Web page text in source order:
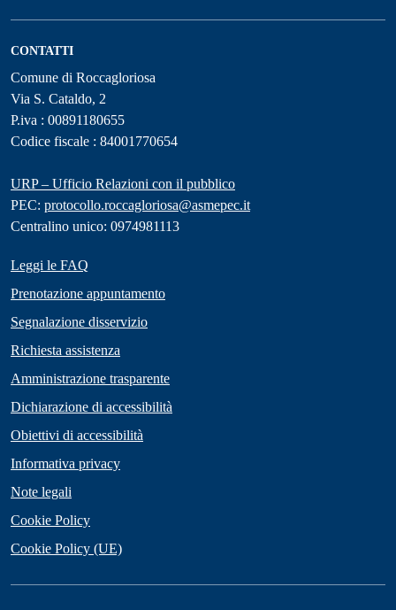
CONTATTI
Comune di Roccagloriosa
Via S. Cataldo, 2
P.iva : 00891180655
Codice fiscale : 84001770654
URP – Ufficio Relazioni con il pubblico
PEC: protocollo.roccagloriosa@asmepec.it
Centralino unico: 0974981113
Leggi le FAQ
Prenotazione appuntamento
Segnalazione disservizio
Richiesta assistenza
Amministrazione trasparente
Dichiarazione di accessibilità
Obiettivi di accessibilità
Informativa privacy
Note legali
Cookie Policy
Cookie Policy (UE)